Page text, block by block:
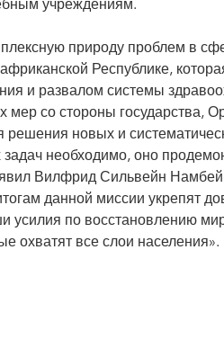
учреждениям.
природу проблем в
Республике,
и развалом системы
мер со стороны государства,
решения новых и
необходимо, оно
Вилфрид Сильвейн
данной миссии укрепят
усилия по восстановлению
охватят все слои населения».